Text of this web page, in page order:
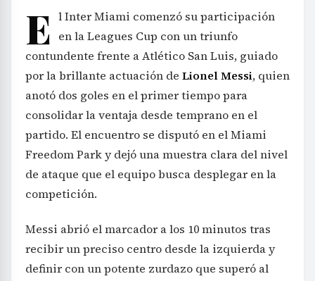
E l Inter Miami comenzó su participación
en la Leagues Cup con un triunfo
contundente frente a Atlético San Luis, guiado
por la brillante actuación de Lionel Messi, quien
anotó dos goles en el primer tiempo para
consolidar la ventaja desde temprano en el
partido. El encuentro se disputó en el Miami
Freedom Park y dejó una muestra clara del nivel
de ataque que el equipo busca desplegar en la
competición.
Messi abrió el marcador a los 10 minutos tras
recibir un preciso centro desde la izquierda y
definir con un potente zurdazo que superó al